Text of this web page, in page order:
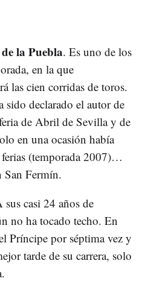
la Puebla. Es uno de los
en la que
las cien corridas de toros.
sido declarado el autor de
de Abril de Sevilla y de
en una ocasión había
ferias (temporada 2007)…
San Fermín.
sus casi 24 años de
no ha tocado techo. En
Príncipe por séptima vez y
tarde de su carrera, solo